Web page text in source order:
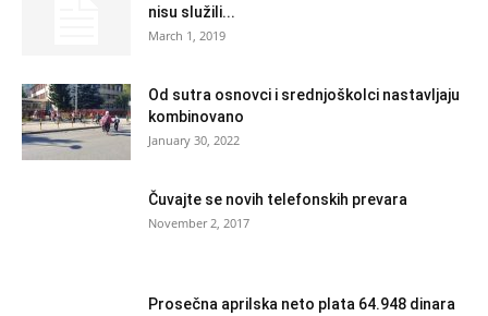
nisu služili...
March 1, 2019
Od sutra osnovci i srednjoškolci nastavljaju
kombinovano
January 30, 2022
Čuvajte se novih telefonskih prevara
November 2, 2017
Prosečna aprilska neto plata 64.948 dinara